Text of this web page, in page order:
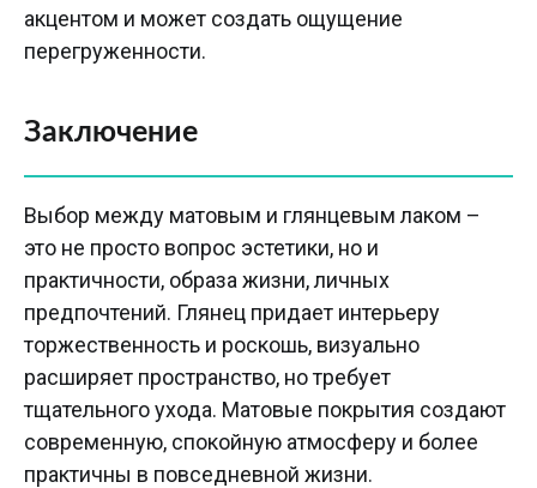
акцентом и может создать ощущение
перегруженности.
Заключение
Выбор между матовым и глянцевым лаком –
это не просто вопрос эстетики, но и
практичности, образа жизни, личных
предпочтений. Глянец придает интерьеру
торжественность и роскошь, визуально
расширяет пространство, но требует
тщательного ухода. Матовые покрытия создают
современную, спокойную атмосферу и более
практичны в повседневной жизни.